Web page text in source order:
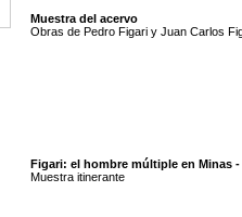
Muestra del acervo
Obras de Pedro Figari y Juan Carlos
Figari: el hombre múltiple en Minas -
Muestra itinerante